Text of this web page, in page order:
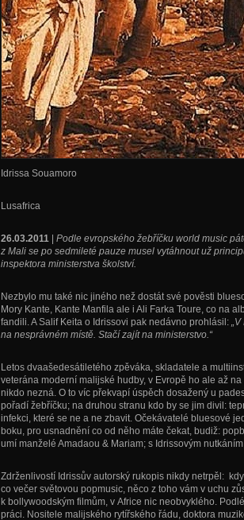
Idrissa Souamoro
Lusafrica
26.03.2011| Podle evropského žebříčku world music
z Mali se po sedmileté pauze musel vytáhnout už
inspektora ministerstva školství.
Nezbylo mu také nic jiného než dostát své pověsti
Mory Kante, Kante Manfila ale i Ali Farka Toure, co na
fandili. A Salif Keita o Idrissovi pak nedávno prohlásil:
na nesprávném místě. Stačí zajít na ministerstvo.“
Letos dvaašedesátiletého zpěváka, skladatele a
veterána moderní malijské hudby, v Evropě ho ale až
nikdo nezná. O to víc překvapí úspěch dosažený u
pořadí žebříčku; na druhou stranu kdo by se jim divil:
infekci, které se ne a ne zbavit. Očekávatelé bluesové
boku, pro usnadnění co od něho máte čekat, budiž:
umí manželé Amadaou & Mariam; s Idrissovým
Zdrženlivostí Idrissův autorský rukopis nikdy netrpěl:
co večer světovou popmusic, něco z toho vám v uchu
k bollywoodským filmům, v Africe nic neobvyklého.
práci. Nositele malijského rytířského řádu, doktora